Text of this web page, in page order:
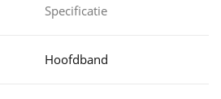
Specificatie
Hoofdband